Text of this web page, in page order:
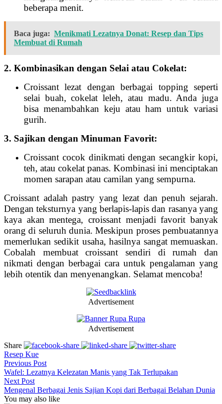
beberapa menit.
Baca juga: Menikmati Lezatnya Donat: Resep dan Tips
Membuat di Rumah
2. Kombinasikan dengan Selai atau Cokelat:
Croissant lezat dengan berbagai topping seperti
selai buah, cokelat leleh, atau madu. Anda juga
bisa menambahkan keju atau ham untuk variasi
gurih.
3. Sajikan dengan Minuman Favorit:
Croissant cocok dinikmati dengan secangkir kopi,
teh, atau cokelat panas. Kombinasi ini menciptakan
momen sarapan atau camilan yang sempurna.
Croissant adalah pastry yang lezat dan penuh sejarah.
Dengan teksturnya yang berlapis-lapis dan rasanya yang
kaya akan mentega, croissant menjadi favorit banyak
orang di seluruh dunia. Meskipun proses pembuatannya
memerlukan sedikit usaha, hasilnya sangat memuaskan.
Cobalah membuat croissant sendiri di rumah dan
nikmati dengan berbagai cara untuk pengalaman yang
lebih otentik dan menyenangkan. Selamat mencoba!
Advertisement
Advertisement
Share
Resep Kue
Previous Post
Wafel: Lezatnya Kelezatan Manis yang Tak Terlupakan
Next Post
Mengenal Berbagai Jenis Sajian Kopi dari Berbagai Belahan Dunia
You may also like